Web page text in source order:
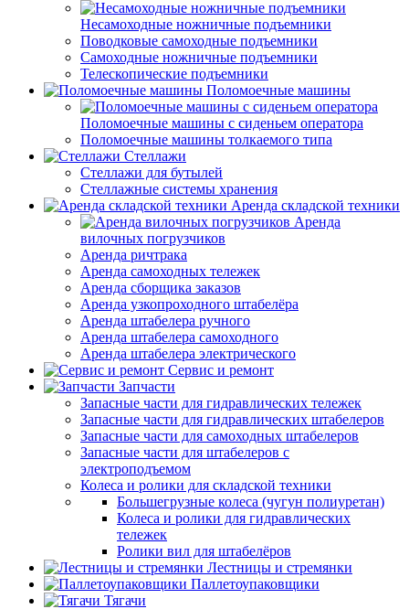
Несамоходные ножничные подъемники
Поводковые самоходные подъемники
Самоходные ножничные подъемники
Телескопические подъемники
Поломоечные машины
Поломоечные машины с сиденьем оператора
Поломоечные машины толкаемого типа
Стеллажи
Стеллажи для бутылей
Стеллажные системы хранения
Аренда складской техники
Аренда
вилочных погрузчиков
Аренда ричтрака
Аренда самоходных тележек
Аренда сборщика заказов
Аренда узкопроходного штабелёра
Аренда штабелера ручного
Аренда штабелера самоходного
Аренда штабелера электрического
Сервис и ремонт
Запчасти
Запасные части для гидравлических тележек
Запасные части для гидравлических штабелеров
Запасные части для самоходных штабелеров
Запасные части для штабелеров с
электроподъемом
Колеса и ролики для складской техники
Большегрузные колеса (чугун полиуретан)
Колеса и ролики для гидравлических
тележек
Ролики вил для штабелёров
Лестницы и стремянки
Паллетоупаковщики
Тягачи